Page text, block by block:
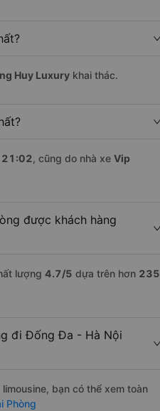
Huy Luxury khai thác.
21:02, cũng do nhà xe Vip
được khách hàng
lượng 4.7/5 dựa trên hơn 235
đi Đống Đa - Hà Nội
bạn có thể xem toàn
Phòng